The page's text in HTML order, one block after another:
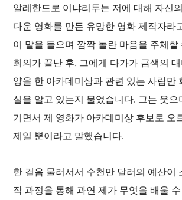
알레한드로 이냐리투는 저에 대해 자신
다운 영화를 만든 유망한 영화 제작자라
이 말을 들으며 깜짝 놀란 마음을 주체할
회의가 끝난 후, 그에게 다가가 금색의
양을 한 아카데미상과 관련 있는 사람만
실을 알고 있는지 물었습니다. 그는 웃으
기면서 제 영화가 아카데미상 후보로 오
제일 뿐이라고 말했습니다.
한 걸음 물러서서 수천만 달러의 예산이
작 과정을 통해 과연 제가 무엇을 배울